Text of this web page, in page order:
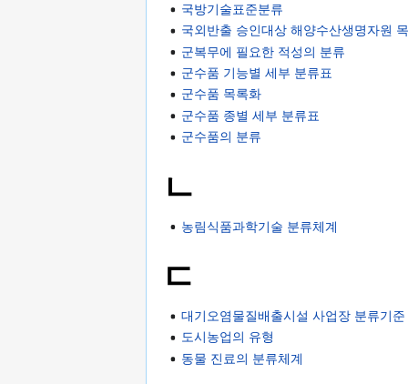
국방기술표준분류
국외반출 승인대상 해양수산생명자원
군복무에 필요한 적성의 분류
군수품 기능별 세부 분류표
군수품 목록화
군수품 종별 세부 분류표
군수품의 분류
ㄴ
농림식품과학기술 분류체계
ㄷ
대기오염물질배출시설 사업장 분류기준
도시농업의 유형
동물 진료의 분류체계